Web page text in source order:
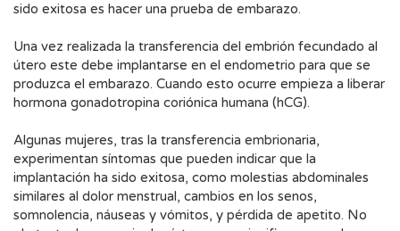
sido exitosa es hacer una prueba de embarazo.
Una vez realizada la transferencia del embrión fecundado al
útero este debe implantarse en el endometrio para que se
produzca el embarazo. Cuando esto ocurre empieza a liberar
hormona gonadotropina coriónica humana (hCG).
Algunas mujeres, tras la transferencia embrionaria,
experimentan síntomas que pueden indicar que la
implantación ha sido exitosa, como molestias abdominales
similares al dolor menstrual, cambios en los senos,
somnolencia, náuseas y vómitos, y pérdida de apetito. No